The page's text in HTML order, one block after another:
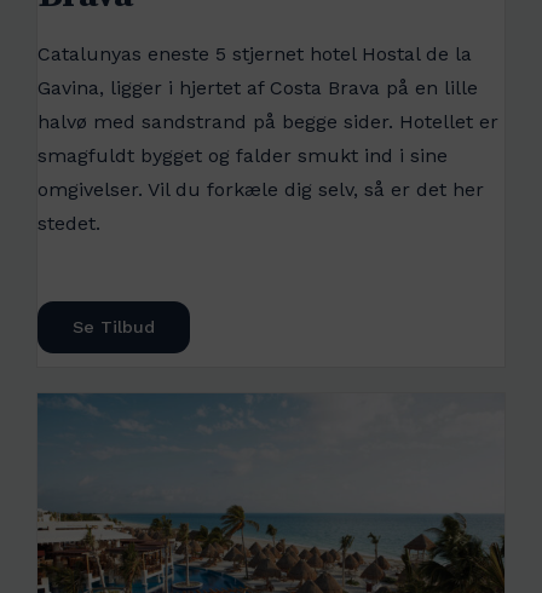
Catalunyas eneste 5 stjernet hotel Hostal de la
Gavina, ligger i hjertet af Costa Brava på en lille
halvø med sandstrand på begge sider. Hotellet er
smagfuldt bygget og falder smukt ind i sine
omgivelser. Vil du forkæle dig selv, så er det her
stedet.
Se Tilbud